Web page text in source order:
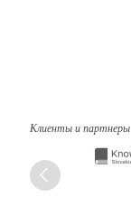
Клиенты и партнеры